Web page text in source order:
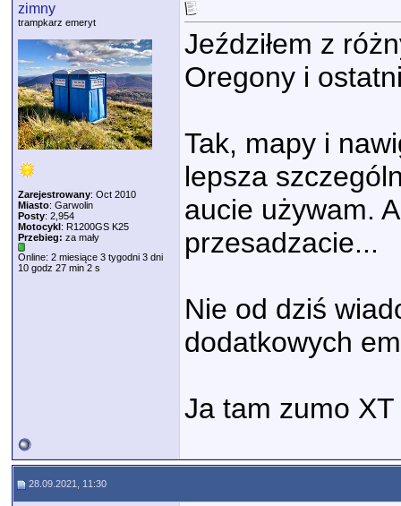
zimny
trampkarz emeryt
Zarejestrowany: Oct 2010
Miasto: Garwolin
Posty: 2,954
Motocykl: R1200GS K25
Przebieg: za mały
Online: 2 miesiące 3 tygodni 3 dni
10 godz 27 min 2 s
Jeździłem z
Oregony i
Tak, mapy i
lepsza
aucie używam.
przesadzacie...
Nie od dziś
dodatkowych
Ja tam zumo
28.09.2021, 11:30